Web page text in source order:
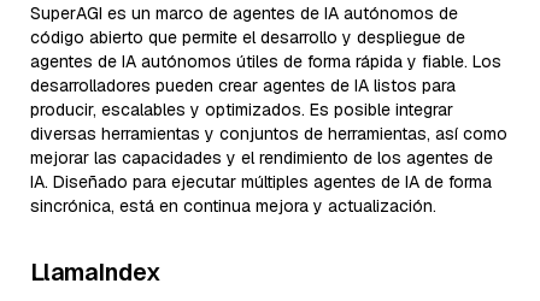
SuperAGI es un marco de agentes de IA autónomos de
código abierto que permite el desarrollo y despliegue de
agentes de IA autónomos útiles de forma rápida y fiable. Los
desarrolladores pueden crear agentes de IA listos para
producir, escalables y optimizados. Es posible integrar
diversas herramientas y conjuntos de herramientas, así como
mejorar las capacidades y el rendimiento de los agentes de
IA. Diseñado para ejecutar múltiples agentes de IA de forma
sincrónica, está en continua mejora y actualización.
LlamaIndex